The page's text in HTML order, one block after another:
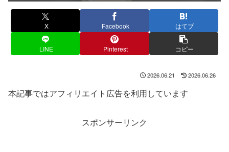
X Facebook はてブ
LINE Pinterest コピー
2026.06.21 2026.06.26
本記事ではアフィリエイト広告を利用しています
スポンサーリンク